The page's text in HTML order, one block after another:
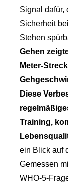
Signal dafür,
Sicherheit
Stehen
Gehen
Meter-
Diese
Training,
ein Blick auf
Gemessen
WHO-5-